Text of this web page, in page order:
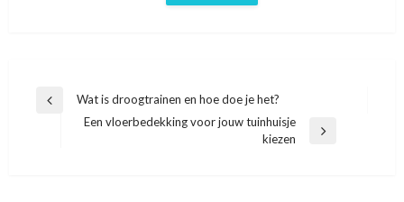
Bericht
navigatie
Previous
Wat is droogtrainen en hoe doe je het?
Een vloerbedekking voor jouw tuinhuisje
kiezen